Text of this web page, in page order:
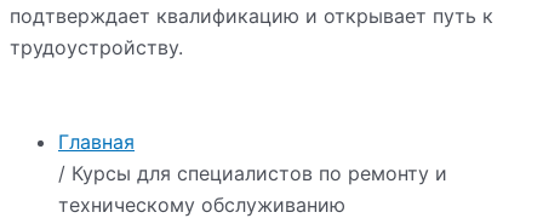
Главная
/ Курсы для специалистов по ремонту и
техническому обслуживанию
подтверждает квалификацию и открывает путь к
трудоустройству.